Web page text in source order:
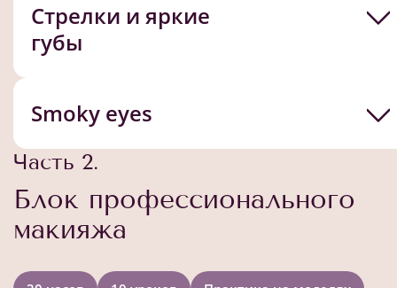
Стрелки и яркие
губы
Smoky eyes
Часть 2.
Блок профессионального
макияжа